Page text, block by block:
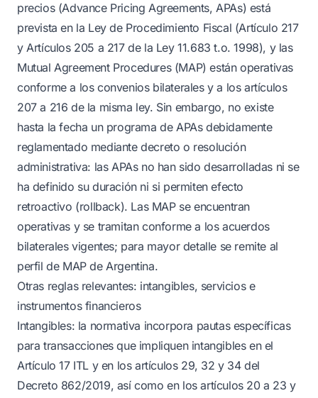
precios (Advance Pricing Agreements, APAs) está
prevista en la Ley de Procedimiento Fiscal (Artículo 217
y Artículos 205 a 217 de la Ley 11.683 t.o. 1998), y las
Mutual Agreement Procedures (MAP) están operativas
conforme a los convenios bilaterales y a los artículos
207 a 216 de la misma ley. Sin embargo, no existe
hasta la fecha un programa de APAs debidamente
reglamentado mediante decreto o resolución
administrativa: las APAs no han sido desarrolladas ni se
ha definido su duración ni si permiten efecto
retroactivo (rollback). Las MAP se encuentran
operativas y se tramitan conforme a los acuerdos
bilaterales vigentes; para mayor detalle se remite al
perfil de MAP de Argentina.
Otras reglas relevantes: intangibles, servicios e
instrumentos financieros
Intangibles: la normativa incorpora pautas específicas
para transacciones que impliquen intangibles en el
Artículo 17 ITL y en los artículos 29, 32 y 34 del
Decreto 862/2019, así como en los artículos 20 a 23 y